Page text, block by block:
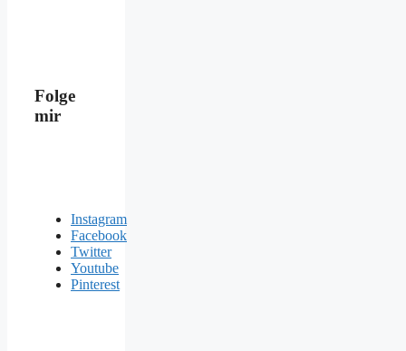
Folge
mir
Instagram
Facebook
Twitter
Youtube
Pinterest